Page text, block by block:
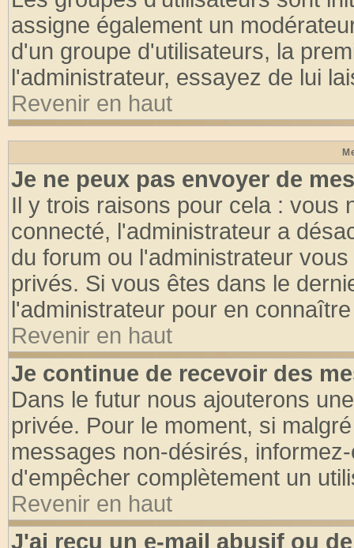
assigne également un
d'un groupe d'utilisateurs, la
l'administrateur, essayez de lui
Revenir en haut
Je ne peux pas envoyer de
Il y trois raisons pour cela : vous
connecté, l'administrateur a
du forum ou l'administrateur
privés. Si vous êtes dans le
l'administrateur pour en
Revenir en haut
Je continue de recevoir des
Dans le futur nous ajouterons
privée. Pour le moment, si
messages non-désirés,
d'empêcher complètement un
Revenir en haut
J'ai reçu un e-mail abusif ou